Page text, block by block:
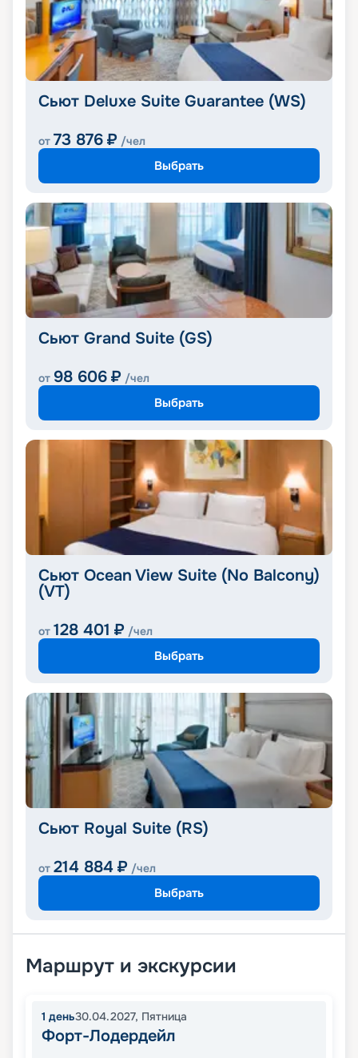
Сьют Deluxe Suite Guarantee (WS)
от 73 876 ₽ /чел
Выбрать
Сьют Grand Suite (GS)
от 98 606 ₽ /чел
Выбрать
Сьют Ocean View Suite (No Balcony)
(VT)
от 128 401 ₽ /чел
Выбрать
Сьют Royal Suite (RS)
от 214 884 ₽ /чел
Выбрать
Маршрут и экскурсии
1 день30.04.2027, Пятница
Форт-Лодердейл